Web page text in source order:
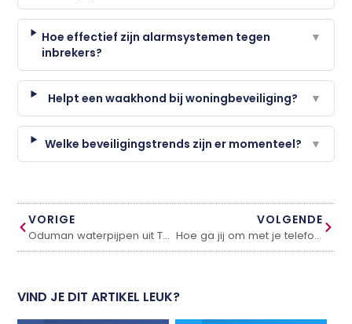
Hoe effectief zijn alarmsystemen tegen
inbrekers?
▼
Helpt een waakhond bij woningbeveiliging? ▼
Welke beveiligingstrends zijn er momenteel? ▼
VORIGE
Oduman waterpijpen uit Turkije verkrijgbaar in Nederland
VOLGENDE
Hoe ga jij om met je telefoon?
VIND JE DIT ARTIKEL LEUK?